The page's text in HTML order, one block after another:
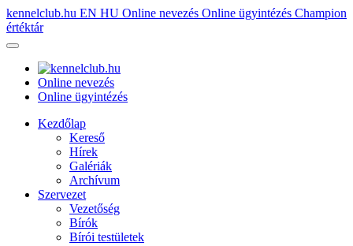
kennelclub.hu EN HU Online nevezés Online ügyintézés Champion
értéktár
Online nevezés
Online ügyintézés
Kezdőlap
Kereső
Hírek
Galériák
Archívum
Szervezet
Vezetőség
Bírók
Bírói testületek